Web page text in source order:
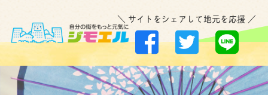
＼ サイトをシェアして地元を応援 ／